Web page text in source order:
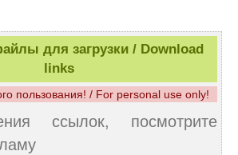
для загрузки / Download
links
пользования! / For personal use only!
ссылок, посмотрите